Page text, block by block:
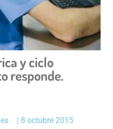
y ciclo
responde.
| 8 octubre 2015